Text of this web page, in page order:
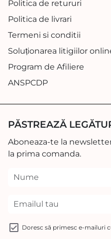
Politica de retururi
Politica de livrari
Termeni si conditii
Soluționarea litigiilor
Program de Afiliere
ANSPCDP
PĂSTREAZĂ
Aboneaza-te la
la prima comanda.
Doresc să primesc e-mailuri